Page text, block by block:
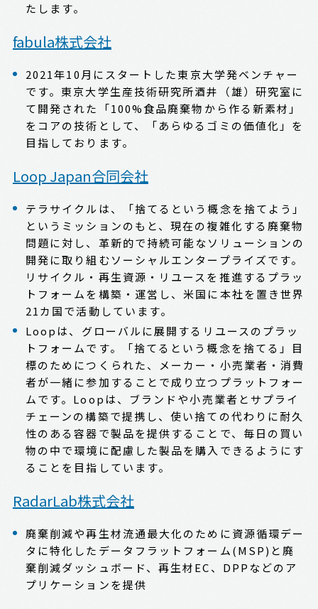
たします。
fabula株式会社
2021年10月にスタートした東京大学発ベンチャー
です。東京大学生産技術研究所酒井（雄）研究室に
て開発された「100%食品廃棄物から作る新素材」
をコアの技術として、「あらゆるゴミの価値化」を
目指しております。
Loop Japan合同会社
テラサイクルは、「捨てるという概念を捨てよう」
というミッションのもと、現在の複雑化する廃棄物
問題に対し、革新的で持続可能なソリューションの
開発に取り組むソーシャルエンタープライズです。
リサイクル・再生資源・リユースを推進するプラッ
トフォームを構築・運営し、米国に本社を置き世界
21カ国で活動しています。
Loopは、グローバルに展開するリユースのプラッ
トフォームです。「捨てるという概念を捨てる」目
標のためにつくられた、メーカー・小売業者・消費
者が一緒に参加することで成り立つプラットフォー
ムです。Loopは、ブランドや小売業者とサプライ
チェーンの構築で提携し、使い捨ての代わりに耐久
性のある容器で製品を提供することで、毎日の買い
物の中で環境に配慮した製品を購入できるようにす
ることを目指しています。
RadarLab株式会社
廃棄削減や再生材流通最大化のために資源循環デー
タに特化したデータフラットフォーム(MSP)と廃
棄削減ダッシュボード、再生材EC、DPPなどのア
プリケーションを提供